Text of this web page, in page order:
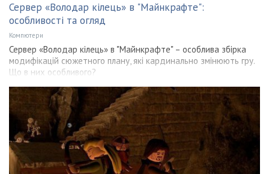
Сервер «Володар кілець» в "Майнкрафте":
особливості та огляд
Компютери
Сервер «Володар кілець» в "Майнкрафте" – особлива збірка
модифікацій сюжетного плану, які кардинально змінюють гру.
Що в них особливого?